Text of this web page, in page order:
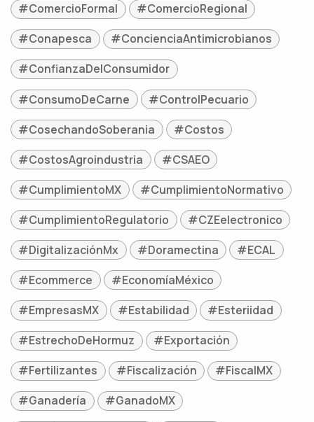
#ComercioFormal
#ComercioRegional
#Conapesca
#ConcienciaAntimicrobianos
#ConfianzaDelConsumidor
#ConsumoDeCarne
#ControlPecuario
#CosechandoSoberania
#Costos
#CostosAgroindustria
#CSAEO
#CumplimientoMX
#CumplimientoNormativo
#CumplimientoRegulatorio
#CZEelectronico
#DigitalizaciónMx
#Doramectina
#ECAL
#Ecommerce
#EconomíaMéxico
#EmpresasMX
#Estabilidad
#Esteriidad
#EstrechoDeHormuz
#Exportación
#Fertilizantes
#Fiscalización
#FiscalMX
#Ganadería
#GanadoMX